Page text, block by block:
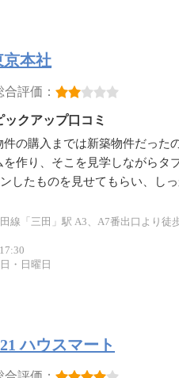
京本社
合評価：
ックアップ口コミ
件の購入までは新築物件だった
を作り、そこを見学しながらタ
したものを見せてもらい、し
線「三田」駅 A3、A7番出口より徒
・日曜日
ハウスマート